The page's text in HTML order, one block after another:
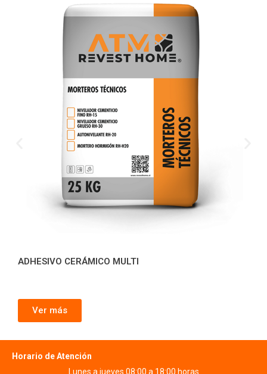
ADHESIVO CERÁMICO MULTI
Ver más
Horario de Atención
Lunes a jueves 08:00 a 18:00 horas